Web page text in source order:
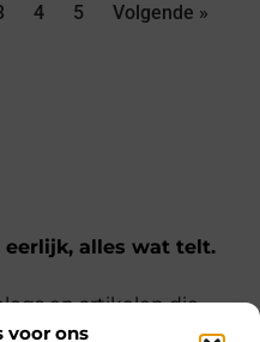
voor ons
4 5 Volgende »
eerlijk, alles wat telt.
en artikelen die
uit het